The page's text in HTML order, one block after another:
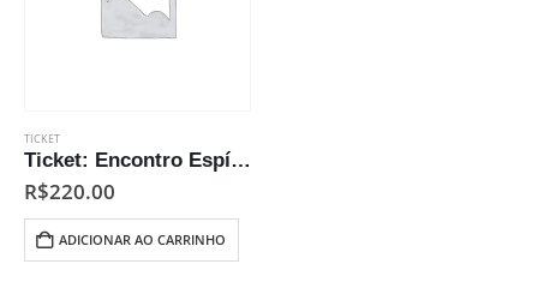
TICKET
Ticket: Encontro Espírita de Inverno 2026
R$220.00
ADICIONAR AO CARRINHO